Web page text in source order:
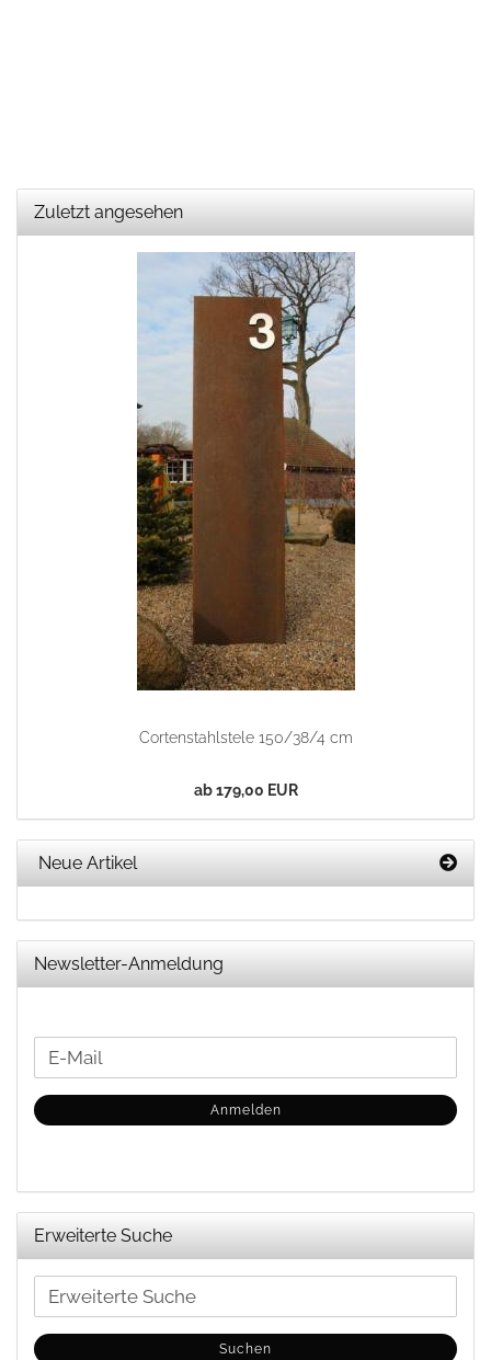
Zuletzt angesehen
Cortenstahlstele 150/38/4 cm
ab 179,00 EUR
Neue Artikel
Newsletter-Anmeldung
WEITER
ZUR
NEWSLETTER-
ANMELDUNG
E-
Anmelden
Erweiterte Suche
Erweiterte
Suche
Suchen